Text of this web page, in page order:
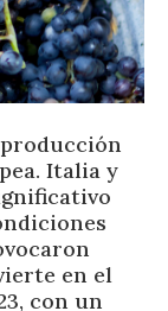
Italia y
en el
con un